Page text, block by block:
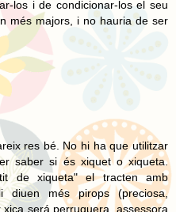
los i de condicionar-los el seu
més majors, i no hauria de ser
res bé. No hi ha que utilitzar
saber si és xiquet o xiqueta.
de xiqueta" el tracten amb
diuen més pirops (preciosa,
será perruquera, assessora